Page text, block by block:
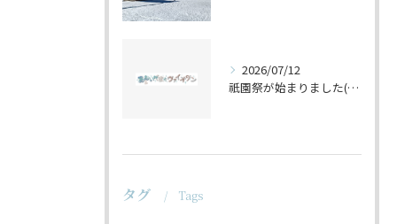
2026/07/12
祇園祭が始まりました(^^♪
タグ Tags